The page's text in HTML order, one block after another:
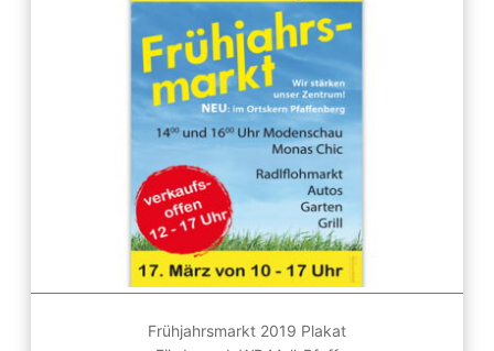
Frühjahrsmarkt 2019 Plakat